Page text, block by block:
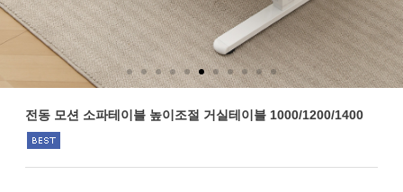
전동 모션 소파테이블 높이조절 거실테이블 1000/1200/1400